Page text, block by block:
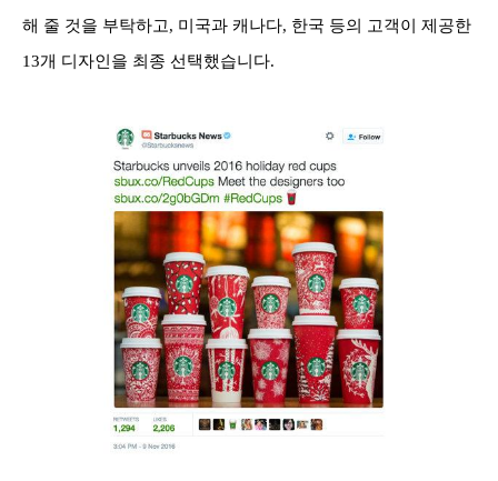
해 줄 것을 부탁하고, 미국과 캐나다, 한국 등의 고객이 제공한
13개 디자인을 최종 선택했습니다.